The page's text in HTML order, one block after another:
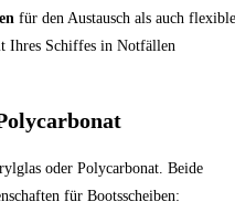
für den Austausch als auch flexible
Ihres Schiffes in Notfällen
oder Polycarbonat. Beide
für Bootsscheiben: